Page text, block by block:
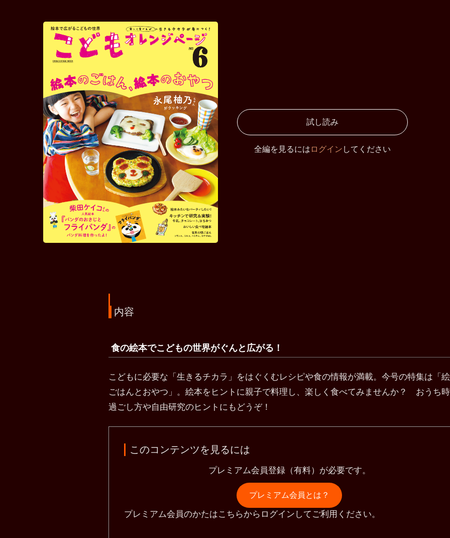
試し読み
全編を見るには ログイン してください
内容
食の絵本でこどもの世界がぐんと広がる！
こどもに必要な「生きるチカラ」をはぐくむレシピや食の情報が満載。今号の特集は「
ごはんとおやつ」。絵本をヒントに親子で料理し、楽しく食べてみませんか？ おうち
過ごし方や自由研究のヒントにもどうぞ！
このコンテンツを見るには
プレミアム会員登録（有料）が必要です。
プレミアム会員とは？
プレミアム会員のかたはこちらからログインしてご利用ください。